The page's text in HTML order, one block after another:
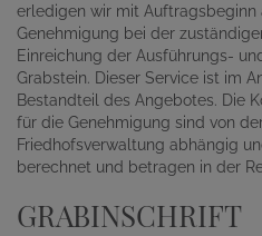
erledigen wir mit
Genehmigung bei der
Einreichung der Ausführungs-
Grabstein. Dieser Service ist im
Bestandteil des Angebotes. Die
für die Genehmigung sind von
Friedhofsverwaltung abhängig
berechnet und betragen in der
GRABINSCHRIFT